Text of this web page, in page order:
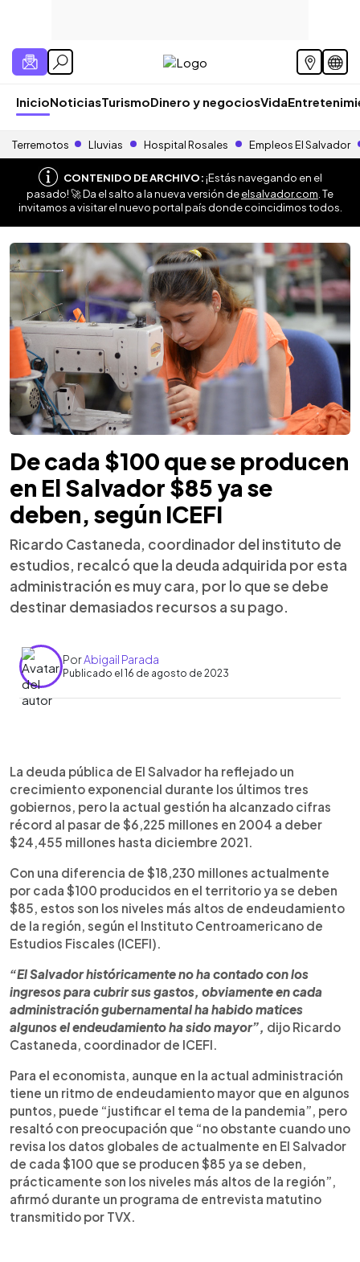
InicioNoticiasTurismoDinero y negociosVida
Terremotos Lluvias Hospital Rosales Empleos El Salvador
CONTENIDO DE ARCHIVO:¡Estás navegando en el
pasado! 🚀 Da el salto a la nueva versión deelsalvador.com . Te
invitamos a visitar el nuevo portal país donde coincidimos todos.
De cada $100 que se producen
en El Salvador $85 ya se
deben, según ICEFI
Ricardo Castaneda, coordinador del instituto de
estudios, recalcó que la deuda adquirida por esta
administración es muy cara, por lo que se debe
destinar demasiados recursos a su pago.
PorAbigail Parada
Publicado el 16 de agosto de 2023
► Escuchar artículo
La deuda pública de El Salvador ha reflejado un
crecimiento exponencial durante los últimos tres
gobiernos, pero la actual gestión ha alcanzado cifras
récord al pasar de $6,225 millones en 2004 a deber
$24,455 millones hasta diciembre 2021.
Con una diferencia de $18,230 millones actualmente
por cada $100 producidos en el territorio ya se deben
$85, estos son los niveles más altos de endeudamiento
de la región, según el Instituto Centroamericano de
Estudios Fiscales (ICEFI).
“El Salvador históricamente no ha contado con los
ingresos para cubrir sus gastos, obviamente en cada
administración gubernamental ha habido matices
algunos el endeudamiento ha sido mayor”, dijo Ricardo
Castaneda, coordinador de ICEFI.
Para el economista, aunque en la actual administración
tiene un ritmo de endeudamiento mayor que en algunos
puntos, puede “justificar el tema de la pandemia”, pero
resaltó con preocupación que “no obstante cuando uno
revisa los datos globales de actualmente en El Salvador
de cada $100 que se producen $85 ya se deben,
prácticamente son los niveles más altos de la región”,
afirmó durante un programa de entrevista matutino
transmitido por TVX.